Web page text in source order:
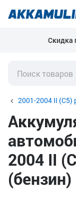
Скидка
2001-2004 II (C5)
2004 II
(бензин)